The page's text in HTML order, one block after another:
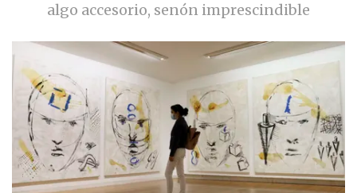
algo accesorio, senón imprescindible